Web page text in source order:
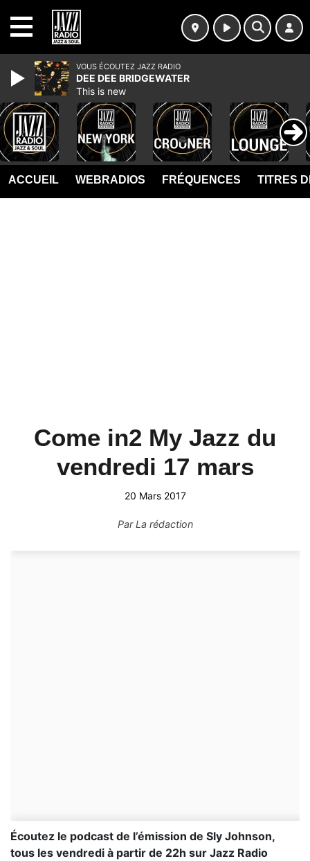
ACCUEIL WEBRADIOS FRÉQUENCES TITRES
Come in2 My Jazz du
vendredi 17 mars
20 Mars 2017
ParLa rédaction
Écoutez le podcast de l’émission de Sly Johnson,
tous les vendredi à partir de 22h sur Jazz Radio
VOUS ÉCOUTEZ JAZZ RADIO
DEE DEE BRIDGEWATER
This is new